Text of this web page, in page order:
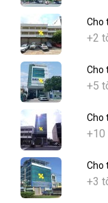
Cho
+2
Cho
+5
Cho
+10
Cho
+3